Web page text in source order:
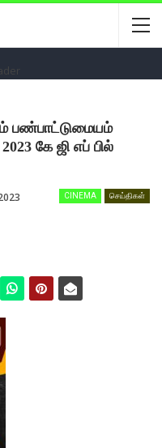
பண்பாட்டுமையம்
கே ஜி எப் பில்
CINEMA செய்திகள்